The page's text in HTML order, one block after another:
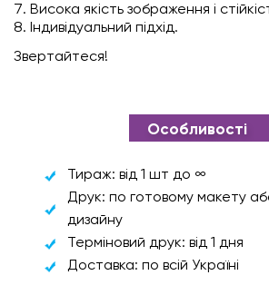
Висока якість зображення і
Індивідуальний підхід.
Звертайтеся!
Особливості
Тираж: від 1 шт до ∞
Друк: по готовому макету
дизайну
Терміновий друк: від 1 дня
Доставка: по всій Україні